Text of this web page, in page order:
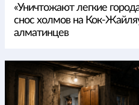
«Уничтожают легкие
снос холмов на Кок-
алматинцев